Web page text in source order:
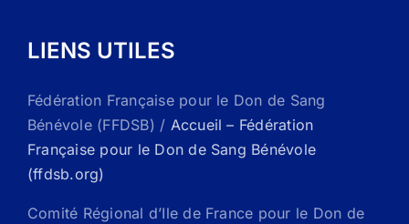
LIENS UTILES
Fédération Française pour le Don de Sang
Bénévole (FFDSB) / Accueil – Fédération
Française pour le Don de Sang Bénévole
(ffdsb.org)
Comité Régional d’Ile de France pour le Don de